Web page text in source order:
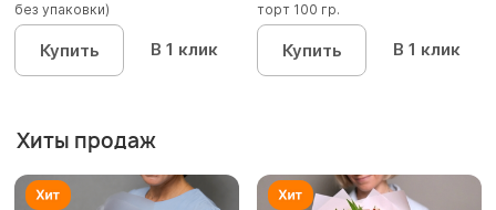
без упаковки)
Купить В 1 клик
торт 100 гр.
Купить В 1 клик
Хиты продаж